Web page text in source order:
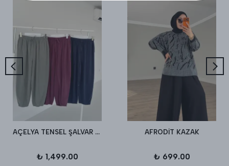
AÇELYA TENSEL ŞALVAR PANTALON
₺ 1,499.00
AFRODİT KAZAK
₺ 699.00